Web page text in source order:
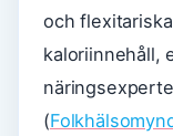
och
kaloriinnehåll,
(